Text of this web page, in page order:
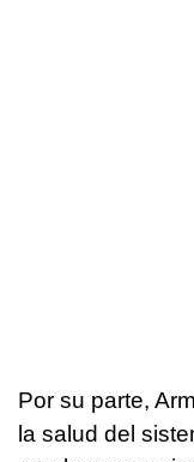
Por su parte,
la salud del